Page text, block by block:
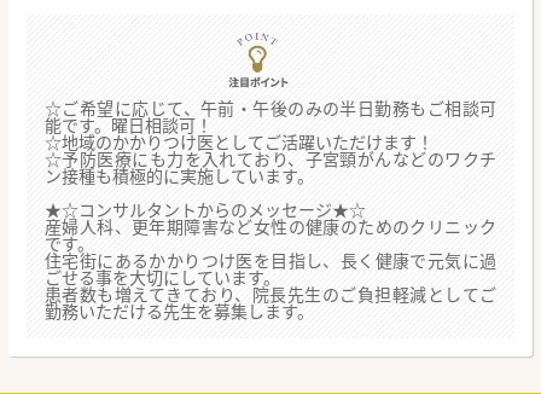
☆ご希望に応じて、午前・午後のみの半日勤務もご相談可
能です。曜日相談可！
☆地域のかかりつけ医としてご活躍いただけます！
☆予防医療にも力を入れており、子宮頸がんなどのワクチ
ン接種も積極的に実施しています。
★☆コンサルタントからのメッセージ★☆
産婦人科、更年期障害など女性の健康のためのクリニック
です。
住宅街にあるかかりつけ医を目指し、長く健康で元気に過
ごせる事を大切にしています。
患者数も増えてきており、院長先生のご負担軽減としてご
勤務いただける先生を募集します。